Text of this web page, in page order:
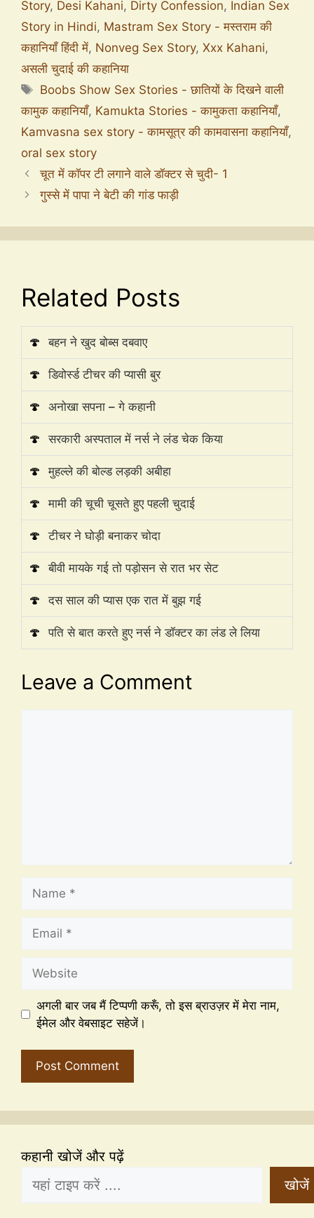
Story, Desi Kahani, Dirty Confession, Indian Sex
Story in Hindi, Mastram Sex Story - मस्तराम की
कहानियाँ हिंदी में, Nonveg Sex Story, Xxx Kahani,
असली चुदाई की कहानिया
Boobs Show Sex Stories - छातियों के दिखने वाली
कामुक कहानियाँ, Kamukta Stories - कामुकता कहानियाँ,
Kamvasna sex story - कामसूत्र की कामवासना कहानियाँ,
oral sex story
चूत में कॉपर टी लगाने वाले डॉक्टर से चुदी- 1
गुस्से में पापा ने बेटी की गांड फाड़ी
Related Posts
🍄 बहन ने खुद बोब्स दबवाए
🍄 डिवोर्स्ड टीचर की प्यासी बुर
🍄 अनोखा सपना – गे कहानी
🍄 सरकारी अस्पताल में नर्स ने लंड चेक किया
🍄 मुहल्ले की बोल्ड लड़की अबीहा
🍄 मामी की चूची चूसते हुए पहली चुदाई
🍄 टीचर ने घोड़ी बनाकर चोदा
🍄 बीवी मायके गई तो पड़ोसन से रात भर सेट
🍄 दस साल की प्यास एक रात में बुझ गई
🍄 पति से बात करते हुए नर्स ने डॉक्टर का लंड ले लिया
Leave a Comment
अगली बार जब मैं टिप्पणी करूँ, तो इस ब्राउज़र में मेरा नाम,
ईमेल और वेबसाइट सहेजें।
कहानी खोजें और पढ़ें
खोजें